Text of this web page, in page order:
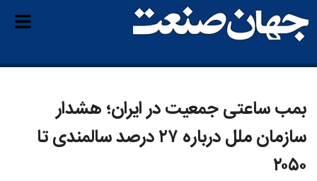
بمب ساعتی جمعیت در ایران؛ هشدار
سازمان ملل درباره ۲۷ درصد سالمندی تا
۲۰۵۰